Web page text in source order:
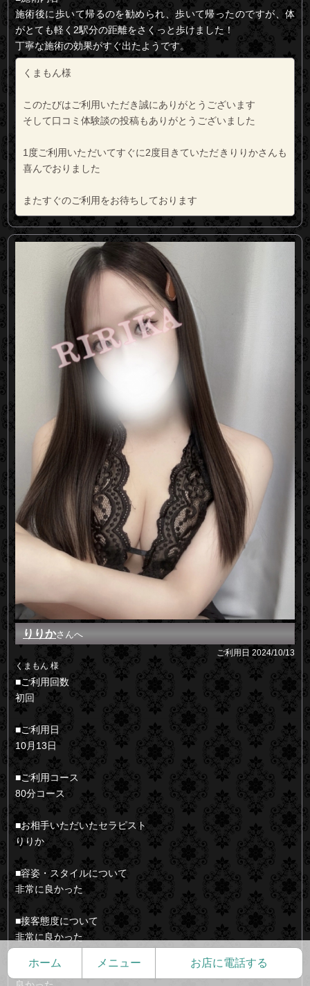
施術後に歩いて帰るのを勧められ、歩いて帰ったのですが、体
がとても軽く2駅分の距離をさくっと歩けました！
丁寧な施術の効果がすぐ出たようです。
くまもん様
このたびはご利用いただき誠にありがとうございます
そして口コミ体験談の投稿もありがとうございました
1度ご利用いただいてすぐに2度目きていただきりりかさんも
喜んでおりました
またすぐのご利用をお待ちしております
りりかさんへ
ご利用日 2024/10/13
くまもん 様
■ご利用回数
初回
■ご利用日
10月13日
■ご利用コース
80分コース
■お相手いただいたセラピスト
りりか
■容姿・スタイルについて
非常に良かった
■接客態度について
非常に良かった
■受付の対応について
ホーム メニュー お店に電話する